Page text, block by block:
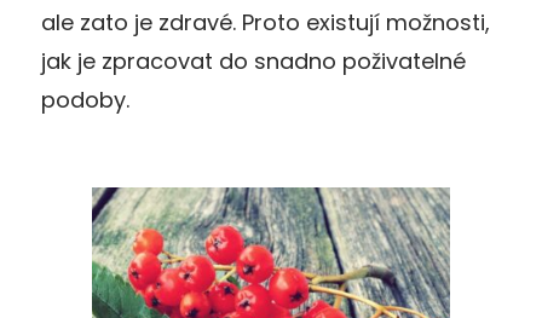
ale zato je zdravé. Proto existují možnosti,
jak je zpracovat do snadno poživatelné
podoby.